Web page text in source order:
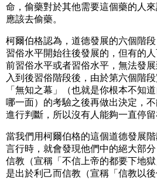
命，偷藥對於其他需要這個藥的人
應該去偷藥。
柯爾伯格認為，道德發展的六個階
習俗水平開始往後發展的，但有的
前習俗水平或者習俗水平，無法發
入到後習俗階段後，由於第六個階
「無知之幕」（也就是你根本不知
哪一面）的考驗之後再做出決定，
進行判斷，所以沒有人能夠一直停留
當我們用柯爾伯格的這個道德發展
言行時，就會發現他們中的絕大部
信教（宣稱「不信上帝的都要下地
是出於利己而信教（宣稱「信教以